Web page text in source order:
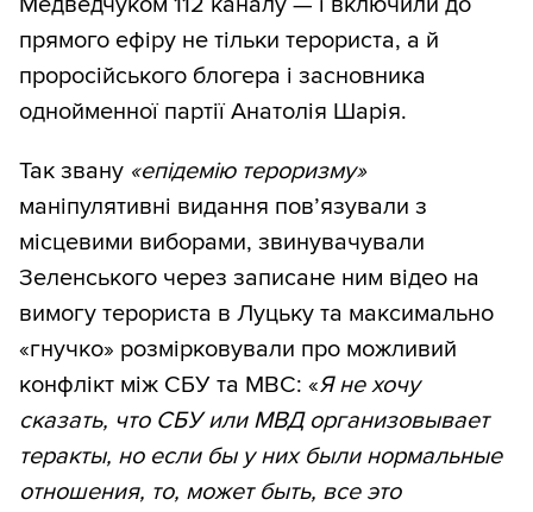
прямого ефіру не тільки терориста, а й
проросійського блогера і засновника
однойменної партії Анатолія Шарія.
Так звану «епідемію тероризму»
маніпулятивні видання пов’язували з
місцевими виборами, звинувачували
Зеленського через записане ним відео на
вимогу терориста в Луцьку та максимально
«гнучко» розмірковували про можливий
конфлікт між СБУ та МВС: «Я не хочу
сказать, что СБУ или МВД организовывает
теракты, но если бы у них были нормальные
отношения, то, может быть, все это